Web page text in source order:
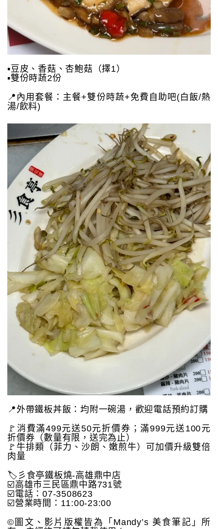
▪️豆皮、香菇、杏鮑菇（擇1）
▪️雙份時蔬2份
📍內用套餐：主餐+雙份時蔬+免費自助吧(白飯/熱
湯/飲料)
📍外帶鐵板丼飯：均附一碗湯，歡迎電話預約訂購
🚩消費滿499元送50元折價券；滿999元送100元
折價券（數量有限，送完為止）
🚩牛排類（菲力、沙朗、嫩煎牛）可加價升級雙倍
肉量
🏷️彡食亭鐵板燒-高雄鼎中店
☑️高雄市三民區鼎中路731號
☑️電話：07-3508623
☑️營業時間：11:00-23:00
©️圖文、影片版權皆為「Mandy’s 美食筆記」所